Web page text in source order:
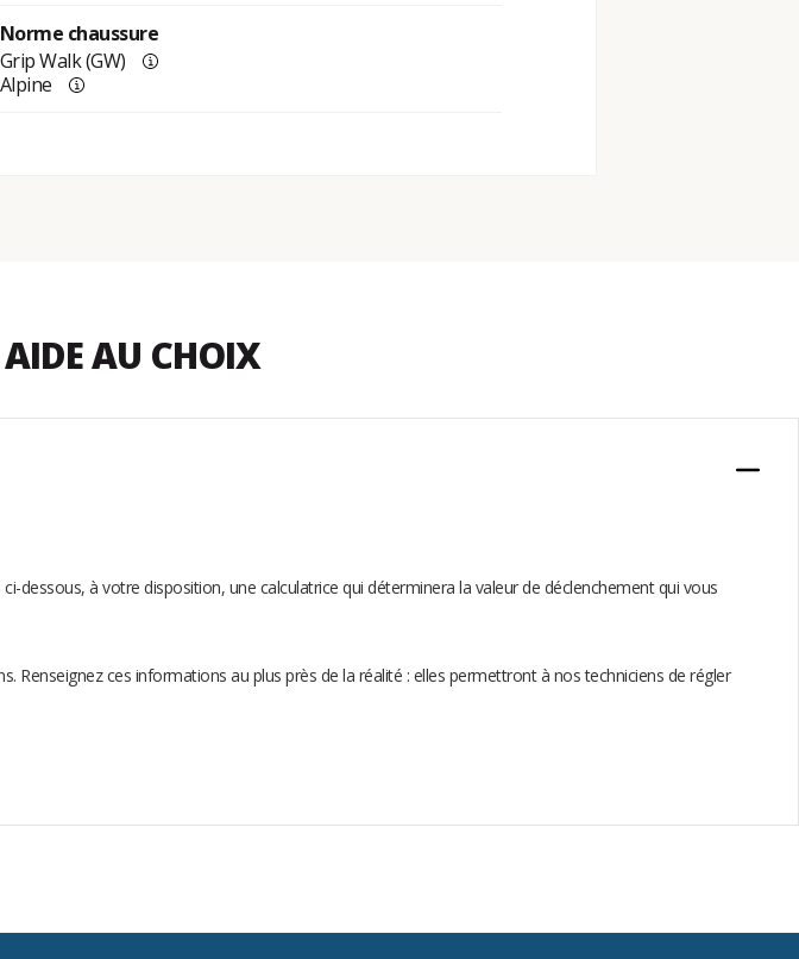
Norme chaussure
Grip Walk (GW)
Alpine
AIDE AU CHOIX
à votre disposition, une calculatrice qui déterminera la valeur de déclenchement qui vous
ces informations au plus près de la réalité : elles permettront à nos techniciens de régler